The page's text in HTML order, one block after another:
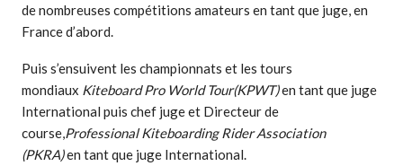
de nombreuses compétitions amateurs en tant que juge, en
France d’abord.
Puis s’ensuivent les championnats et les tours
mondiaux Kiteboard Pro World Tour(KPWT)en tant que juge
International puis chef juge et Directeur de
course,Professional Kiteboarding Rider Association
(PKRA)en tant que juge International.